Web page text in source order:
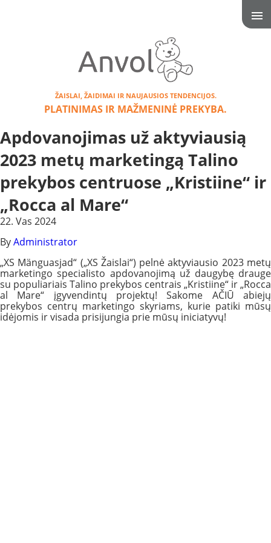
ŽAISLAI, ŽAIDIMAI IR NAUJAUSIOS TENDENCIJOS.
PLATINIMAS IR MAŽMENINĖ PREKYBA.
Apdovanojimas už aktyviausią
2023 metų marketingą Talino
prekybos centruose „Kristiine“ ir
„Rocca al Mare“
22. Vas 2024
ByAdministrator
„XS Mänguasjad“ („XS Žaislai“) pelnė aktyviausio 2023 metų
marketingo specialisto apdovanojimą už daugybę drauge
su populiariais Talino prekybos centrais „Kristiine“ ir „Rocca
al Mare“ įgyvendintų projektų! Sakome AČIŪ abiejų
prekybos centrų marketingo skyriams, kurie patiki mūsų
idėjomis ir visada prisijungia prie mūsų iniciatyvų!